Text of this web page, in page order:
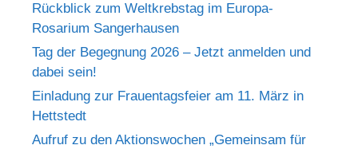
Rückblick zum Weltkrebstag im Europa-
Rosarium Sangerhausen
Tag der Begegnung 2026 – Jetzt anmelden und
dabei sein!
Einladung zur Frauentagsfeier am 11. März in
Hettstedt
Aufruf zu den Aktionswochen „Gemeinsam für